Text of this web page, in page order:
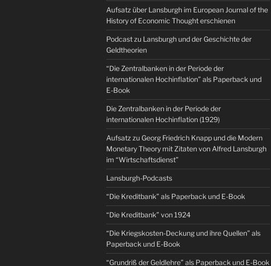
Aufsatz über Lansburgh im European Journal of the
History of Economic Thought erschienen
Podcast zu Lansburgh und der Geschichte der
Geldtheorien
“Die Zentralbanken in der Periode der
internationalen Hochinflation” als Paperback und
E-Book
Die Zentralbanken in der Periode der
internationalen Hochinflation (1929)
Aufsatz zu Georg Friedrich Knapp und die Modern
Monetary Theory mit Zitaten von Alfred Lansburgh
im “Wirtschaftsdienst”
Lansburgh-Podcasts
“Die Kreditbank” als Paperback und E-Book
“Die Kreditbank” von 1924
“Die Kriegskosten-Deckung und ihre Quellen” als
Paperback und E-Book
“Grundriß der Geldlehre” als Paperback und E-Book